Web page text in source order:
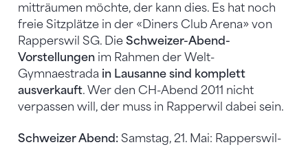
mitträumen möchte, der kann dies. Es hat noch
freie Sitzplätze in der «Diners Club Arena» von
Rapperswil SG. Die Schweizer-Abend-
Vorstellungen im Rahmen der Welt-
Gymnaestrada in Lausanne sind komplett
ausverkauft. Wer den CH-Abend 2011 nicht
verpassen will, der muss in Rapperwil dabei sein.
Schweizer Abend: Samstag, 21. Mai: Rapperswil-